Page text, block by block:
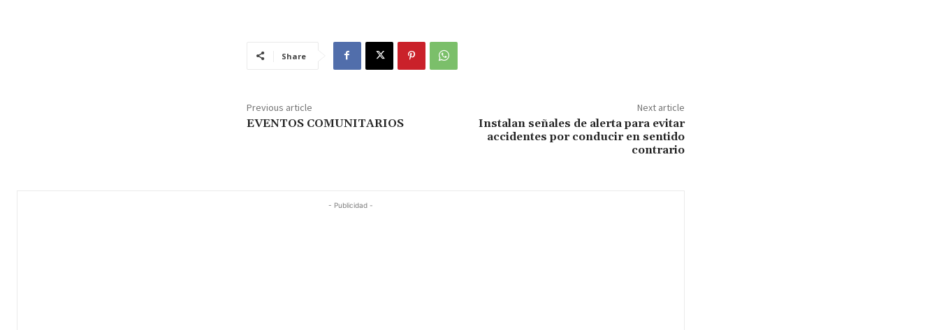
Share
Previous article
EVENTOS COMUNITARIOS
Next article
Instalan señales de alerta para evitar
accidentes por conducir en sentido
contrario
- Publicidad -